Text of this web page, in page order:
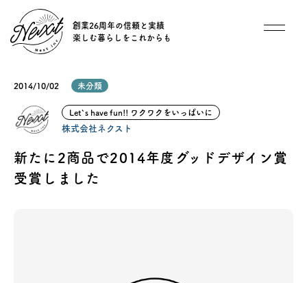
創業26周年の信頼と実績
楽しむ暮らしをこれからも
住宅商品
イベント
オススメ物件
2014/10/02 未分類
Let`s have fun!! ワクワクをいっぱいに
株式会社ネクスト
新たに2商品で2014年度グッドデザイン賞
受賞しました